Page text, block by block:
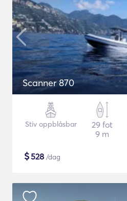
Scanner 870
Stiv oppblåsbar
29 fot
9 m
$528 /dag